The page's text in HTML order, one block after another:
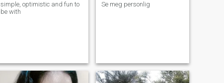
simple, optimistic and fun to
be with
Se meg personlig